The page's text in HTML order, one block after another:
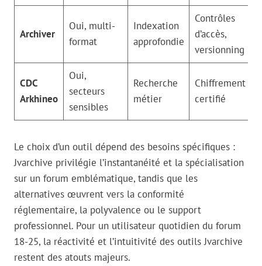
Archiver
Oui, multi-
format
Indexation
approfondie
Contrôles
d’accès,
versionning
CDC
Arkhineo
Oui,
secteurs
sensibles
Recherche
métier
Chiffrement
certifié
Le choix d’un outil dépend des besoins spécifiques :
Jvarchive privilégie l’instantanéité et la spécialisation
sur un forum emblématique, tandis que les
alternatives œuvrent vers la conformité
réglementaire, la polyvalence ou le support
professionnel. Pour un utilisateur quotidien du forum
18-25, la réactivité et l’intuitivité des outils Jvarchive
restent des atouts majeurs.